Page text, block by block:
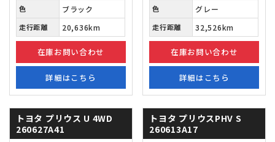
色 ブラック
走行距離 20,636km
在庫お問い合わせ
詳細はこちら
色 グレー
走行距離 32,526km
在庫お問い合わせ
詳細はこちら
トヨタ プリウス U 4WD
260627A41
トヨタ プリウスPHV S
260613A17